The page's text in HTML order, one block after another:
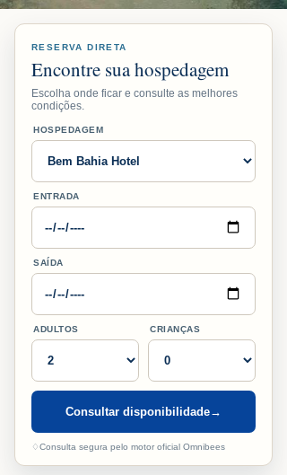
RESERVA DIRETA
Encontre sua hospedagem
Escolha onde ficar e consulte as melhores
condições.
HOSPEDAGEM
ENTRADA
SAÍDA
ADULTOS CRIANÇAS
Consultar disponibilidade→
♢Consulta segura pelo motor oficial Omnibees